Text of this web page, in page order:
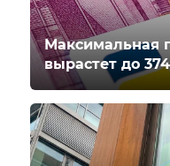
Максимальная
вырастет до